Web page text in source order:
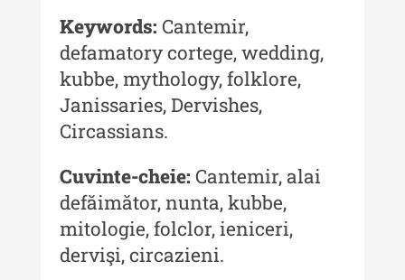
XV / Nr. 15 / 2021
Buletinul Muzeului Științei și
Tehnicii ”Ștefan Procopiu” - An
XIV / Nr. 14 / 2020
Buletinul Muzeului Științei și
XII / Nr. 13 / 2019
Indexul Complet
Buletinul Centrului de Cercetare și
Keywords: Cantemir,
defamatory cortege, wedding,
kubbe, mythology, folklore,
Janissaries, Dervishes,
Circassians.
Cuvinte-cheie: Cantemir, alai
defăimător, nunta, kubbe,
mitologie, folclor, ieniceri,
dervişi, circazieni.